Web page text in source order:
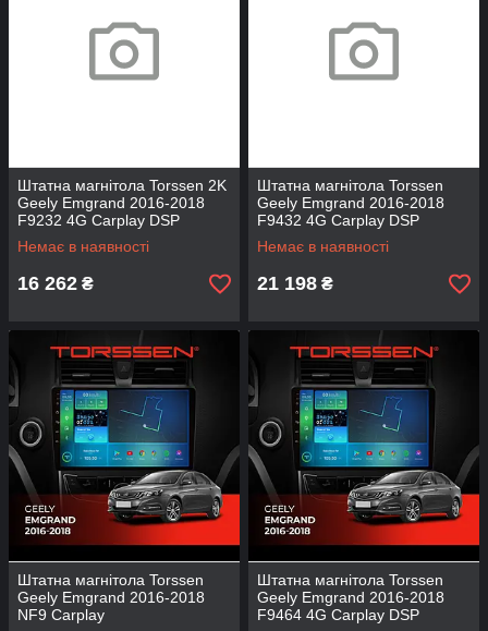
Штатна магнітола Torssen 2K
Geely Emgrand 2016-2018
F9232 4G Carplay DSP
Немає в наявності
16 262 ₴
Штатна магнітола Torssen
Geely Emgrand 2016-2018
F9432 4G Carplay DSP
Немає в наявності
21 198 ₴
Штатна магнітола Torssen
Geely Emgrand 2016-2018
NF9 Carplay
Штатна магнітола Torssen
Geely Emgrand 2016-2018
F9464 4G Carplay DSP